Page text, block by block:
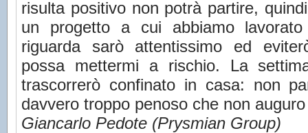
risulta positivo non potrà partire,
un progetto a cui abbiamo
riguarda sarò attentissimo ed
possa mettermi a rischio. La
trascorrerò confinato in casa: non
davvero troppo penoso che non
Giancarlo Pedote (Prysmian Group)